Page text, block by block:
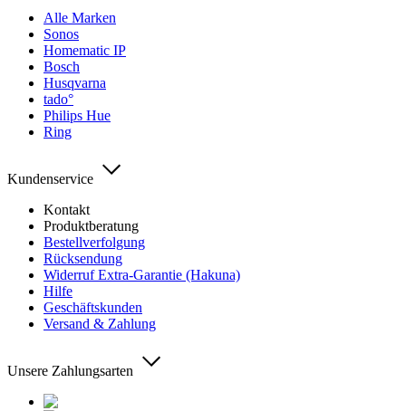
Alle Marken
Sonos
Homematic IP
Bosch
Husqvarna
tado°
Philips Hue
Ring
Kundenservice
Kontakt
Produktberatung
Bestellverfolgung
Rücksendung
Widerruf Extra-Garantie (Hakuna)
Hilfe
Geschäftskunden
Versand & Zahlung
Unsere Zahlungsarten